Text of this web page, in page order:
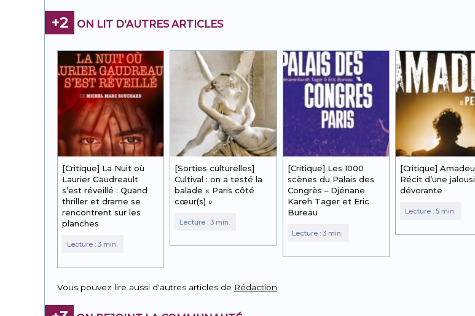
+2 ON LIT D'AUTRES ARTICLES
[Critique] La Nuit où
Laurier Gaudreault
s’est réveillé : Quand
thriller et drame se
rencontrent sur les
planches
[Sorties culturelles]
Cultival : on a testé la
balade « Paris côté
cœur(s) »
[Critique] Les 1000
scènes du Palais des
Congrès – Djénane
Kareh Tager et Eric
Bureau
[Critique]
Récit d’une
dévorante
Vous pouvez lire aussi d'autres articles de Rédaction